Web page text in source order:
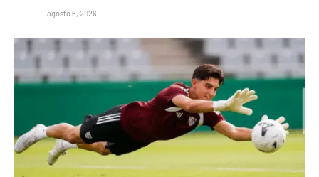
agosto 6, 2026